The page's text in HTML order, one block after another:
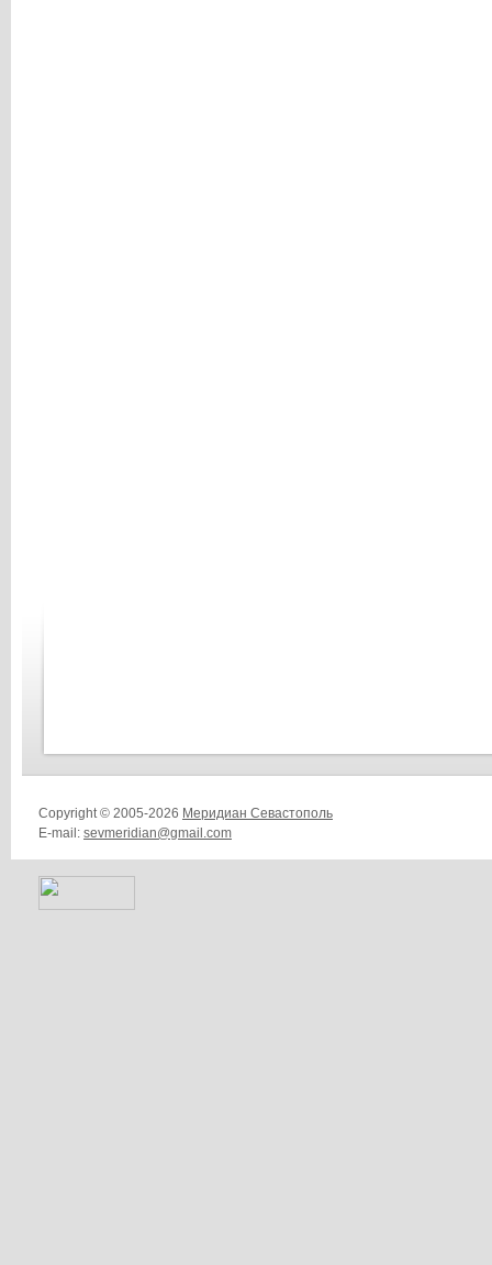
Copyright © 2005-2026 Меридиан Севастополь
E-mail: sevmeridian@gmail.com